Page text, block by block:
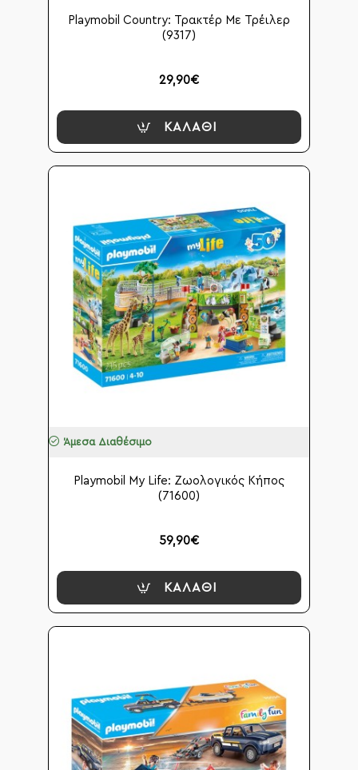
Playmobil Country: Τρακτέρ Με Τρέιλερ
(9317)
29,90€
ΚΑΛΆΘΙ
Άμεσα Διαθέσιμο
Playmobil My Life: Ζωολογικός Κήπος
(71600)
59,90€
ΚΑΛΆΘΙ